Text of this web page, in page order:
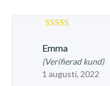
Emma
(Verifierad kund)
1 augusti, 2022